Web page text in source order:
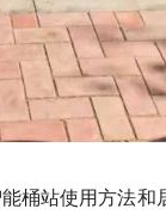
桶站使用方法